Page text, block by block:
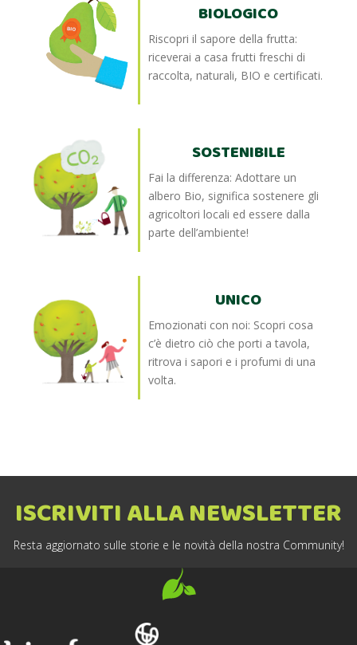
BIOLOGICO
Riscopri il sapore della frutta:
riceverai a casa frutti freschi di
raccolta, naturali, BIO e certificati.
SOSTENIBILE
Fai la differenza: Adottare un
albero Bio, significa sostenere gli
agricoltori locali ed essere dalla
parte dell’ambiente!
UNICO
Emozionati con noi: Scopri cosa
c’è dietro ciò che porti a tavola,
ritrova i sapori e i profumi di una
volta.
ISCRIVITI ALLA NEWSLETTER
Resta aggiornato sulle storie e le novità della nostra Community!